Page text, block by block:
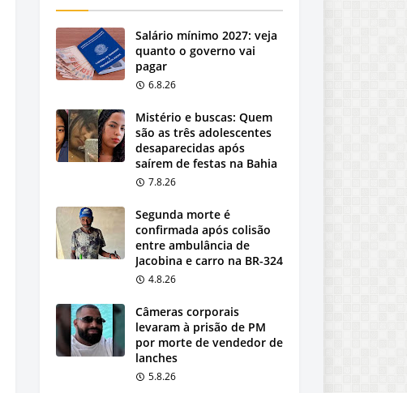
Salário mínimo 2027: veja
quanto o governo vai
pagar
6.8.26
Mistério e buscas: Quem
são as três adolescentes
desaparecidas após
saírem de festas na Bahia
7.8.26
Segunda morte é
confirmada após colisão
entre ambulância de
Jacobina e carro na BR-324
4.8.26
Câmeras corporais
levaram à prisão de PM
por morte de vendedor de
lanches
5.8.26